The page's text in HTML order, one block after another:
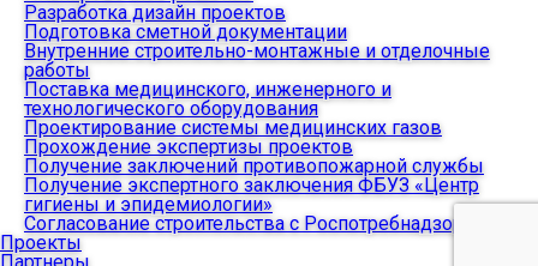
Разработка дизайн проектов
Подготовка сметной документации
Внутренние строительно-монтажные и отделочные
работы
Поставка медицинского, инженерного и
технологического оборудования
Проектирование системы медицинских газов
Прохождение экспертизы проектов
Получение заключений противопожарной службы
Получение экспертного заключения ФБУЗ «Центр
гигиены и эпидемиологии»
Согласование строительства с Роспотребнадзором
Проекты